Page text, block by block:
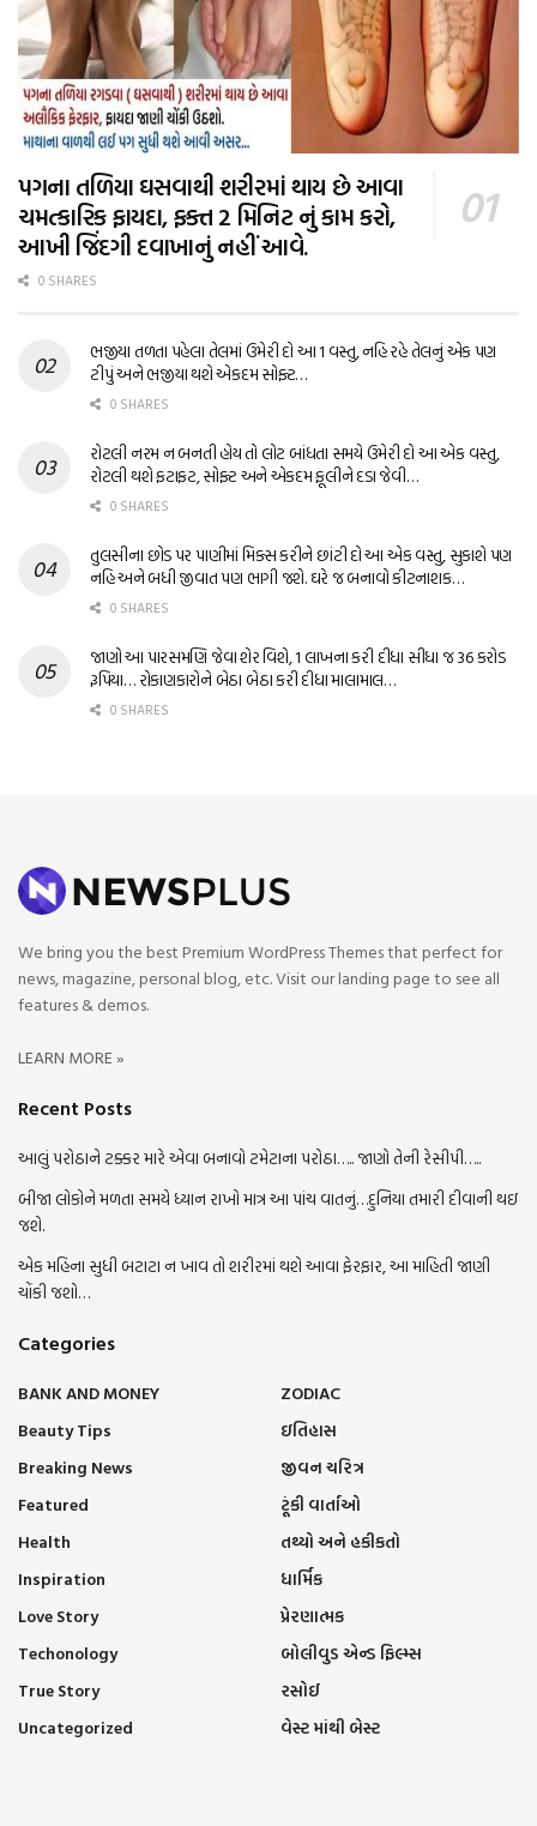
પગના તળિયા ઘસવાથી શરીરમાં થાય છે આવા
ચમત્કારિક ફાયદા, ફક્ત 2 મિનિટ નું કામ કરો,
આખી જિંદગી દવાખાનું નહીં આવે.
0 SHARES
ભજીયા તળતા પહેલા તેલમાં ઉમેરી દો આ 1 વસ્તુ, નહિ રહે તેલનું એક પણ
ટીપું અને ભજીયા થશે એકદમ સોફ્ટ…
0 SHARES
રોટલી નરમ ન બનતી હોય તો લોટ બાંધતા સમયે ઉમેરી દો આ એક વસ્તુ,
રોટલી થશે ફટાફટ, સોફ્ટ અને એકદમ ફૂલીને દડા જેવી…
0 SHARES
તુલસીના છોડ પર પાણીમાં મિક્સ કરીને છાંટી દો આ એક વસ્તુ, સુકાશે પણ
નહિ અને બધી જીવાત પણ ભાગી જશે. ઘરે જ બનાવો કીટનાશક…
0 SHARES
જાણો આ પારસમણિ જેવા શેર વિશે, 1 લાખના કરી દીધા સીધા જ 36 કરોડ
રૂપિયા… રોકાણકારોને બેઠા બેઠા કરી દીધા માલામાલ…
0 SHARES
We bring you the best Premium WordPress Themes that perfect for
news, magazine, personal blog, etc. Visit our landing page to see all
features & demos.
LEARN MORE »
Recent Posts
આલું પરોઠાને ટક્કર મારે એવા બનાવો ટમેટાના પરોઠા….. જાણો તેની રેસીપી…..
બીજા લોકોને મળતા સમયે ધ્યાન રાખો માત્ર આ પાંચ વાતનું…દુનિયા તમારી દીવાની થઇ
જશે.
એક મહિના સુધી બટાટા ન ખાવ તો શરીરમાં થશે આવા ફેરફાર, આ માહિતી જાણી
ચોંકી જશો…
Categories
BANK AND MONEY
Beauty Tips
Breaking News
Featured
Health
Inspiration
Love Story
Techonology
True Story
Uncategorized
ZODIAC
ઇતિહાસ
જીવન ચરિત્ર
ટૂંકી વાર્તાઓ
તથ્યો અને હકીકતો
ધાર્મિક
પ્રેરણાત્મક
બોલીવુડ એન્ડ ફિલ્મ્સ
રસોઈ
વેસ્ટ માંથી બેસ્ટ